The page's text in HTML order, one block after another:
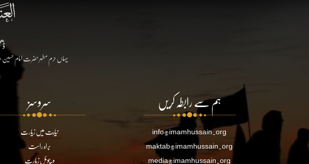
یہاں حرم مطہر حضرت امام حسین
ہم سے رابطہ کریں
info@imamhussain.org
maktab@imamhussain.org
media@imamhussain.org
سروسز
نیابت میں زیارت
براہ راست
ورچوئل زیارت